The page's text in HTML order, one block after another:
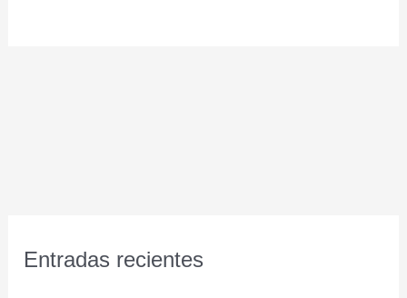
Entradas recientes